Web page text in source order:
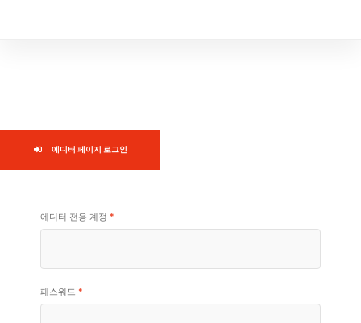
에디터 페이지 로그인
에디터 전용 계정 *
패스워드 *